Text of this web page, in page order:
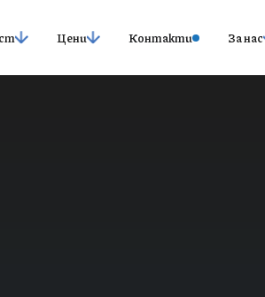
Цени Контакти За нас